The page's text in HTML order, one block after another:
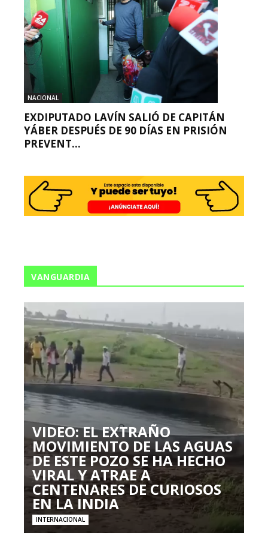
NACIONAL
EXDIPUTADO LAVÍN SALIÓ DE CAPITÁN
YÁBER DESPUÉS DE 90 DÍAS EN PRISIÓN
PREVENT...
VANGUARDIA
VIDEO: EL EXTRAÑO
MOVIMIENTO DE LAS AGUAS
DE ESTE POZO SE HA HECHO
VIRAL Y ATRAE A
CENTENARES DE CURIOSOS
EN LA INDIA
INTERNACIONAL